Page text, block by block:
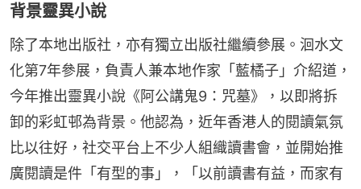
背景靈異小說
除了本地出版社，亦有獨立出版社繼續參展。洄水文
化第7年參展，負責人兼本地作家「藍橘子」介紹道，
今年推出靈異小說《阿公講鬼9：咒墓》，以即將拆
卸的彩虹邨為背景。他認為，近年香港人的閱讀氣氛
比以往好，社交平台上不少人組織讀書會，並開始推
廣閱讀是件「有型的事」，「以前讀書有益，而家有